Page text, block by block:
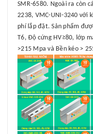
SMR-6580. Ngoài ra còn
2238, VMC-UNI-3240 với
phí lắp đặt. Sản phẩm
T6, Độ cứng HV≥80, lớp
>215 Mpa và Bền kéo >